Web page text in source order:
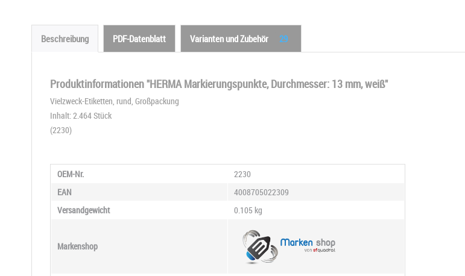
Beschreibung PDF-Datenblatt Varianten und Zubehör 29
Produktinformationen "HERMA Markierungspunkte, Durchmesser: 13 mm, weiß"
Vielzweck-Etiketten, rund, Großpackung
Inhalt: 2.464 Stück
(2230)
OEM-Nr.
2230
EAN
4008705022309
Versandgewicht
0.105 kg
Markenshop